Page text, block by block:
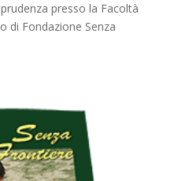
presso la Facoltà
di Fondazione Senza